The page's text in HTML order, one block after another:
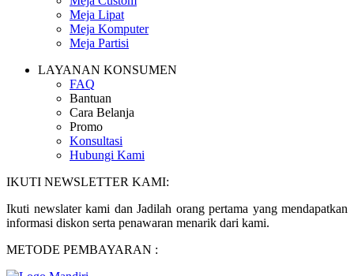
Meja Lipat
Meja Komputer
Meja Partisi
LAYANAN KONSUMEN
FAQ
Bantuan
Cara Belanja
Promo
Konsultasi
Hubungi Kami
IKUTI NEWSLETTER KAMI:
Ikuti newslater kami dan Jadilah orang pertama yang mendapatkan
informasi diskon serta penawaran menarik dari kami.
METODE PEMBAYARAN :